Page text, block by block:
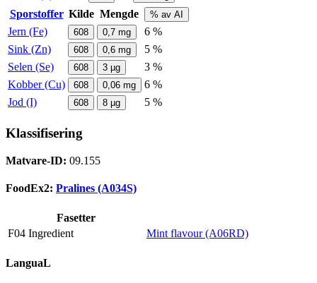
Sporstoffer Kilde Mengde % av AI
Jern (Fe) 608 0,7 mg
6 %
Sink (Zn)
608 0,6 mg
5 %
Selen (Se)
608 3 µg
3 %
Kobber (Cu)
608 0,06 mg
6 %
Jod (I)
608 8 µg 5 %
Klassifisering
Matvare-ID: 09.155
FoodEx2: Pralines (A034S)
Fasetter
F04 Ingredient
Mint flavour (A06RD)
LanguaL